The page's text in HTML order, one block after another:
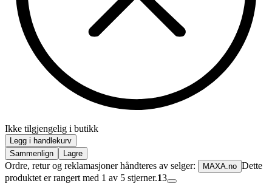
Ikke tilgjengelig i butikk
Legg i handlekurv
Sammenlign
Lagre
Ordre, retur og reklamasjoner håndteres av selger: MAXA.no Dette
produktet er rangert med 1 av 5 stjerner.13